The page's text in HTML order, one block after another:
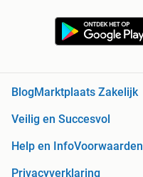
BlogMarktplaats Zakelijk
Veilig en Succesvol
Help en InfoVoorwaarden
Privacyverklaring